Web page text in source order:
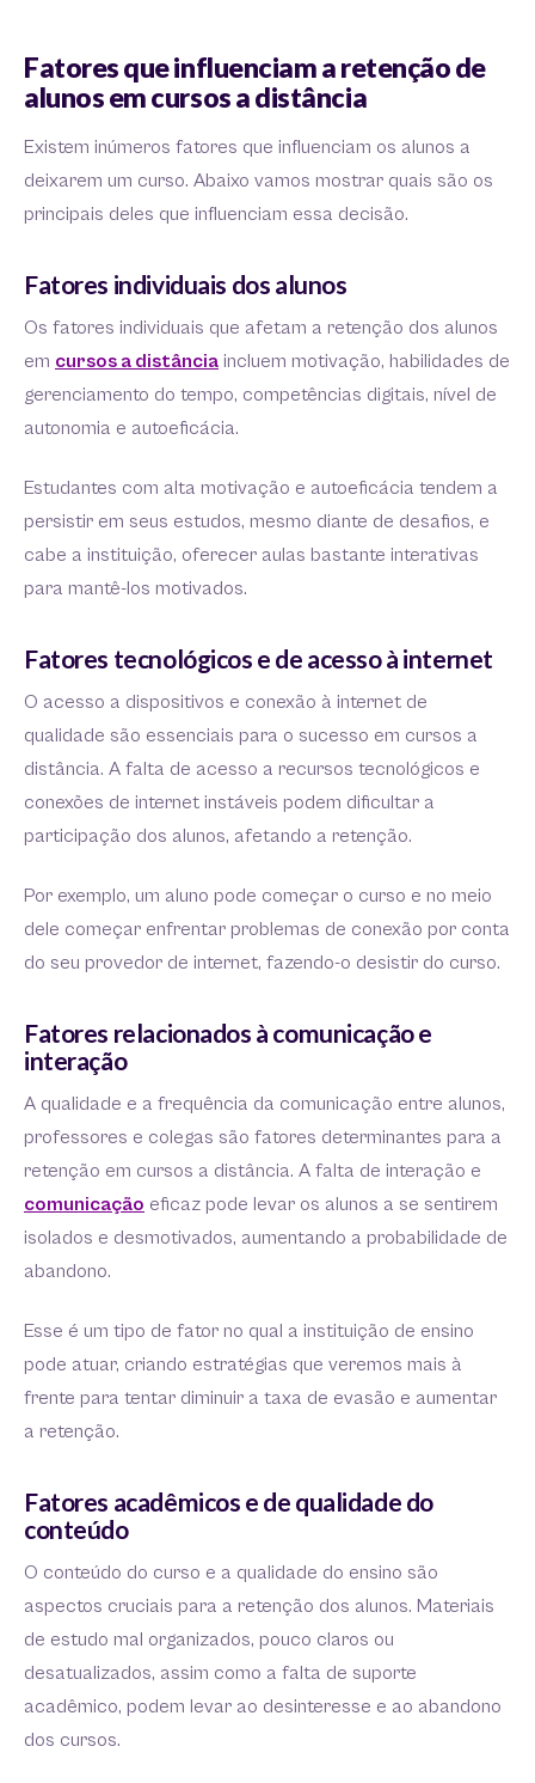
Fatores que influenciam a retenção de
alunos em cursos a distância
Existem inúmeros fatores que influenciam os alunos a
deixarem um curso. Abaixo vamos mostrar quais são os
principais deles que influenciam essa decisão.
Fatores individuais dos alunos
Os fatores individuais que afetam a retenção dos alunos
em cursos a distância incluem motivação, habilidades de
gerenciamento do tempo, competências digitais, nível de
autonomia e autoeficácia.
Estudantes com alta motivação e autoeficácia tendem a
persistir em seus estudos, mesmo diante de desafios, e
cabe a instituição, oferecer aulas bastante interativas
para mantê-los motivados.
Fatores tecnológicos e de acesso à internet
O acesso a dispositivos e conexão à internet de
qualidade são essenciais para o sucesso em cursos a
distância. A falta de acesso a recursos tecnológicos e
conexões de internet instáveis podem dificultar a
participação dos alunos, afetando a retenção.
Por exemplo, um aluno pode começar o curso e no meio
dele começar enfrentar problemas de conexão por conta
do seu provedor de internet, fazendo-o desistir do curso.
Fatores relacionados à comunicação e
interação
A qualidade e a frequência da comunicação entre alunos,
professores e colegas são fatores determinantes para a
retenção em cursos a distância. A falta de interação e
comunicação eficaz pode levar os alunos a se sentirem
isolados e desmotivados, aumentando a probabilidade de
abandono.
Esse é um tipo de fator no qual a instituição de ensino
pode atuar, criando estratégias que veremos mais à
frente para tentar diminuir a taxa de evasão e aumentar
a retenção.
Fatores acadêmicos e de qualidade do
conteúdo
O conteúdo do curso e a qualidade do ensino são
aspectos cruciais para a retenção dos alunos. Materiais
de estudo mal organizados, pouco claros ou
desatualizados, assim como a falta de suporte
acadêmico, podem levar ao desinteresse e ao abandono
dos cursos.